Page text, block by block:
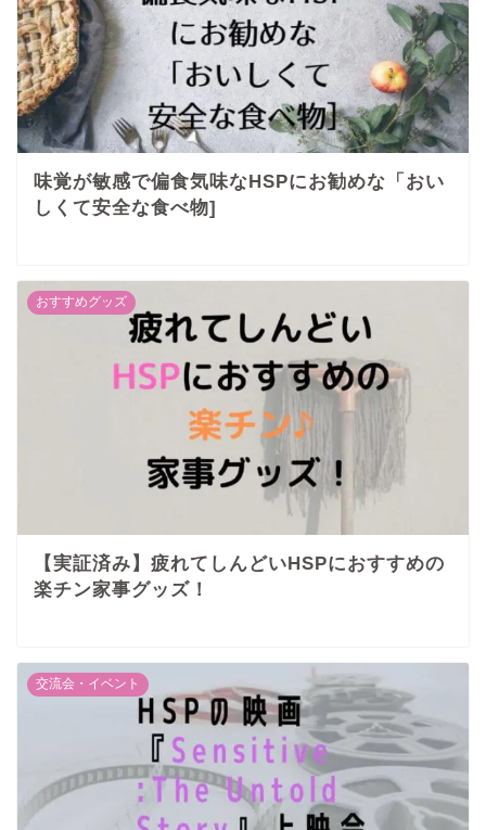
味覚が敏感で偏食気味なHSPにお勧めな「おい
しくて安全な食べ物]
おすすめグッズ
【実証済み】疲れてしんどいHSPにおすすめの
楽チン家事グッズ！
交流会・イベント